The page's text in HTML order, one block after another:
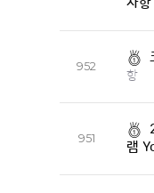
952
항
951
램